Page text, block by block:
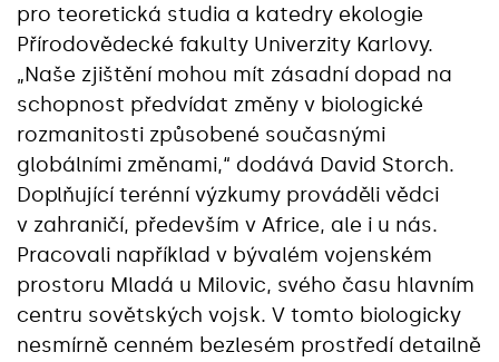
pro teoretická studia a katedry ekologie
Přírodovědecké fakulty Univerzity Karlovy.
„Naše zjištění mohou mít zásadní dopad na
schopnost předvídat změny v biologické
rozmanitosti způsobené současnými
globálními změnami,“ dodává David Storch.
Doplňující terénní výzkumy prováděli vědci
v zahraničí, především v Africe, ale i u nás.
Pracovali například v bývalém vojenském
prostoru Mladá u Milovic, svého času hlavním
centru sovětských vojsk. V tomto biologicky
nesmírně cenném bezlesém prostředí detailně